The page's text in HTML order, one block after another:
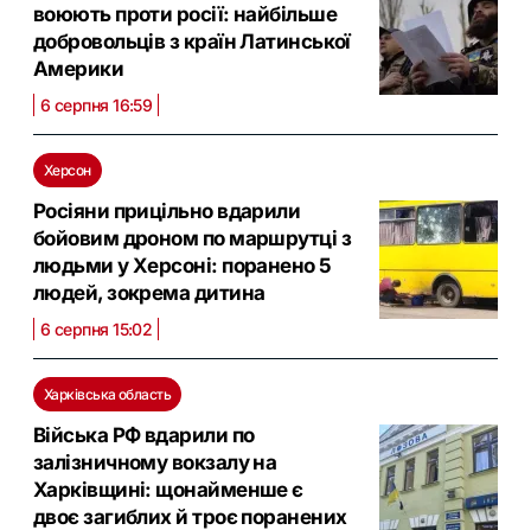
воюють проти росії: найбільше
добровольців з країн Латинської
Америки
6 серпня 16:59
Херсон
Росіяни прицільно вдарили
бойовим дроном по маршрутці з
людьми у Херсоні: поранено 5
людей, зокрема дитина
6 серпня 15:02
Харківська область
Війська РФ вдарили по
залізничному вокзалу на
Харківщині: щонайменше є
двоє загиблих й троє поранених